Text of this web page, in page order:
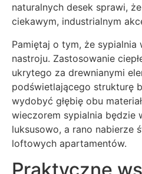
naturalnych desek sprawi,
ciekawym, industrialnym
Pamiętaj o tym, że
nastroju. Zastosowanie
ukrytego za drewnianymi
podświetlającego strukturę
wydobyć głębię obu
wieczorem sypialnia będzie
luksusowo, a rano nabierze
loftowych apartamentów.